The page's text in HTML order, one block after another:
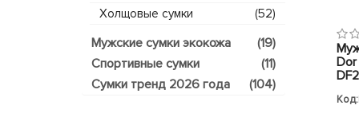
Холщовые сумки (52)
Мужские сумки экокожа
(19)
Спортивные сумки
(11)
Сумки тренд 2026 года
(104)
Dor
Код: